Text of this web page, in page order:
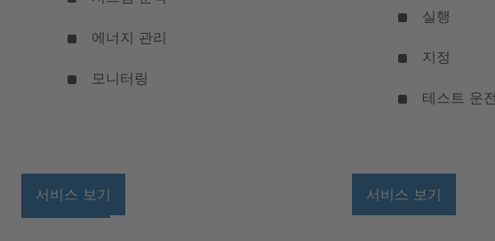
에너지 관리
모니터링
서비스 보기
실행
지정
테스트 운전
서비스 보기